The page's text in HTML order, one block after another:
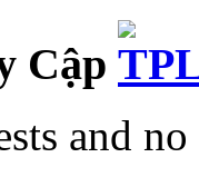
Cập
and